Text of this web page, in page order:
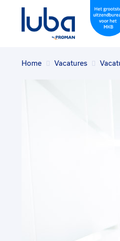
Home Vacatures